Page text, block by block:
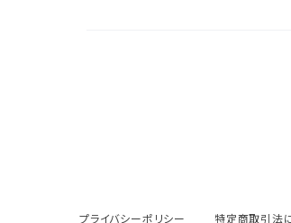
プライバシーポリシー 特定商取引法